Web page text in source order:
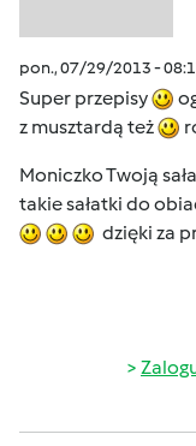
pon., 07/29/2013 -
Super przepisy
z musztardą też
Moniczko Twoją
takie sałatki do
dzięki za